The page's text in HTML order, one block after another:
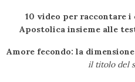
10 video per raccontare
Apostolica insieme alle
Amore fecondo: la
il titolo del